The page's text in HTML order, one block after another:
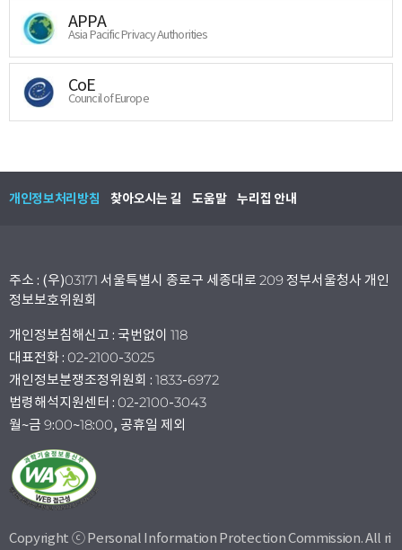
APPA
Asia Pacific Privacy Authorities
CoE
Council of Europe
개인정보처리방침 찾아오시는 길 도움말 누리집 안내
주소 : (우)03171 서울특별시 종로구 세종대로 209 정부서울청사 개인
정보보호위원회
개인정보침해신고 : 국번없이 118
대표전화 : 02-2100-3025
개인정보분쟁조정위원회 : 1833-6972
법령해석지원센터 : 02-2100-3043
월~금 9:00~18:00, 공휴일 제외
Copyright ⓒ Personal Information Protection Commission. All ri